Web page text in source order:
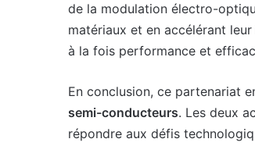
de la modulation électro-
matériaux et en accélérant
à la fois performance et
En conclusion, ce partenariat
semi-conducteurs. Les deux
répondre aux défis